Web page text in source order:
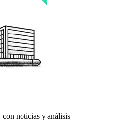
noticias y análisis